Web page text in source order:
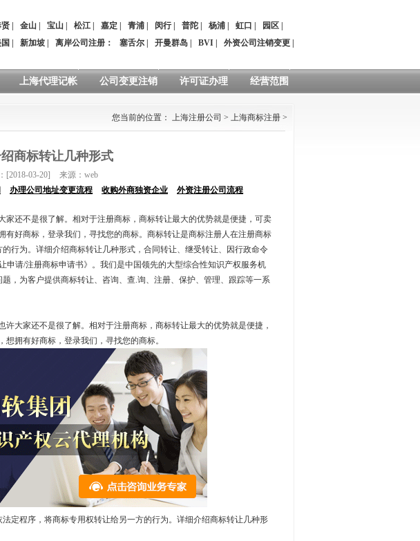
金山 宝山 松江 嘉定 青浦 闵行| 普陀 杨浦 虹口 园区
新加坡 离岸公司注册 ： 塞舌尔 开曼群岛 BVI 外资公司注销变更
上海代理记帐 公司变更注销 许可证办理 经营范围
您当前的位置： 上海注册公司 > 上海商标注册 >
商标转让几种形式
[2018-03-20]
来源：web
办理公司地址变更流程 收购外商独资企业 外资注册公司流程
家还不是很了解。相对于注册商标，商标转让最大的优势就是便捷，可卖
有好商标，登录我们，寻找您的商标。商标转让是商标注册人在注册商标
行为。详细介绍商标转让几种形式，合同转让、继受转让、因行政命令
申请/注册商标申请书》。我们是中国领先的大型综合性知识产权服务机
，为客户提供商标转让、咨询、查.询、注册、保护、管理、跟踪等一系
大家还不是很了解。相对于注册商标，商标转让最大的优势就是便捷，
拥有好商标，登录我们，寻找您的商标。
程序，将商标专用权转让给另一方的行为。详细介绍商标转让几种形